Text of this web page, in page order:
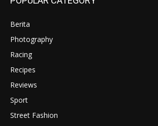
Berita
Photography
Racing
Recipes
Reviews
Sport
Street Fashion